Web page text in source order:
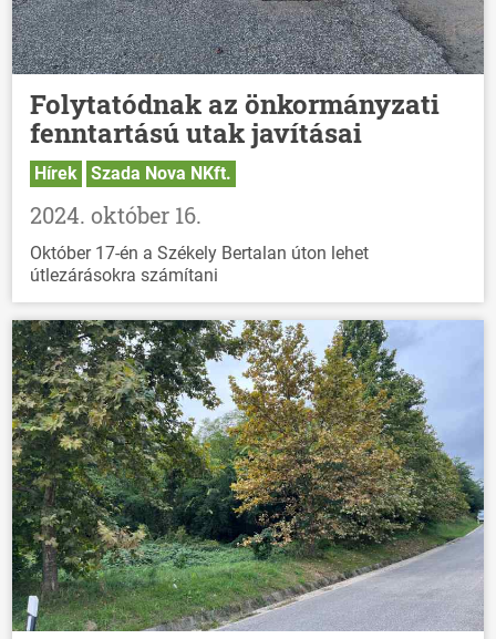
Folytatódnak az önkormányzati
fenntartású utak javításai
Hírek Szada Nova NKft.
2024. október 16.
Október 17-én a Székely Bertalan úton lehet
útlezárásokra számítani